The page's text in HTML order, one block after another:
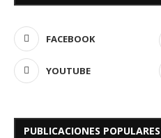
FACEBOOK
YOUTUBE
PUBLICACIONES POPULARES